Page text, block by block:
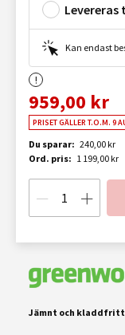
Levereras
Kan endast
959,00 kr
PRISET GÄLLER T.O.M. 9
Du sparar: 240,00 kr
Ord. pris: 1 199,00 kr
Jämnt och kladdfritt